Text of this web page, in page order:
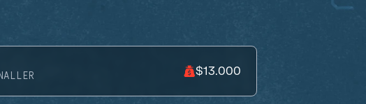
$13.000